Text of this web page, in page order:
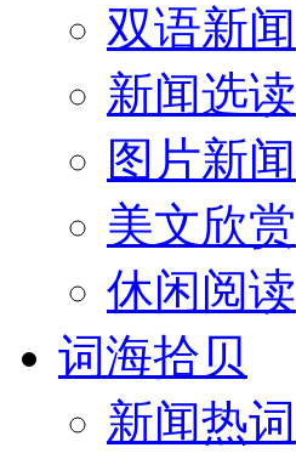
双语新闻
新闻选读
图片新闻
美文欣赏
休闲阅读
词海拾贝
新闻热词